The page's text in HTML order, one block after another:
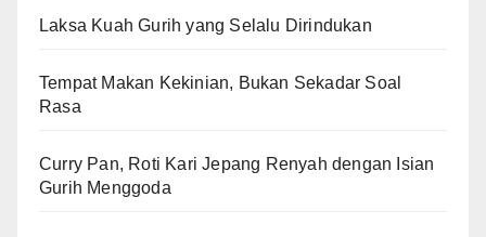
Laksa Kuah Gurih yang Selalu Dirindukan
Tempat Makan Kekinian, Bukan Sekadar Soal
Rasa
Curry Pan, Roti Kari Jepang Renyah dengan Isian
Gurih Menggoda